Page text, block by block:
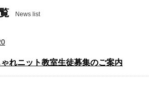
News list
れニット教室生徒募集のご案内